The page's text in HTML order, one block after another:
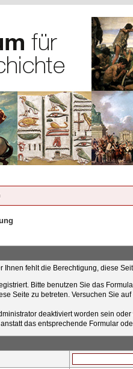
fehlt die Berechtigung, diese
Bitte benutzen Sie das
Seite zu betreten. Versuchen Sie
deaktiviert worden sein
das entsprechende Formular